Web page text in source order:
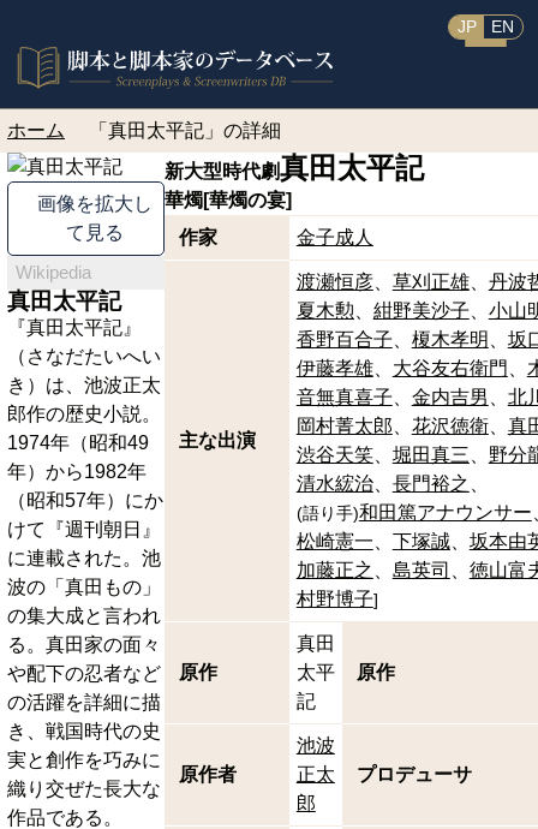
JP EN
ホーム 「真田太平記」の詳細
画像を拡大し
て見る
Wikipedia
真田太平記
『真田太平記』
（さなだたいへい
き）は、池波正太
郎作の歴史小説。
1974年（昭和49
年）から1982年
（昭和57年）にか
けて『週刊朝日』
に連載された。池
波の「真田もの」
の集大成と言われ
る。真田家の面々
や配下の忍者など
の活躍を詳細に描
き、戦国時代の史
実と創作を巧みに
織り交ぜた長大な
作品である。
新大型時代劇真田太平記
華燭[華燭の宴]
作家
金子成人
主な出演
渡瀬恒彦 草刈正雄
丹波
夏木勲
紺野美沙子
小山
香野百合子
榎木孝明
坂
伊藤孝雄
大谷友右衛門
音無真喜子
金内吉男
北
岡村菁太郎
花沢徳衛
真
渋谷天笑
堀田真三
野分
清水綋治
長門裕之
(語り手)和田篤アナウンサー
松崎憲一
下塚誠
坂本由
加藤正之
島英司
徳山富
村野博子]
原作
真田
太平
記
原作
原作者
池波
正太
郎
プロデューサ